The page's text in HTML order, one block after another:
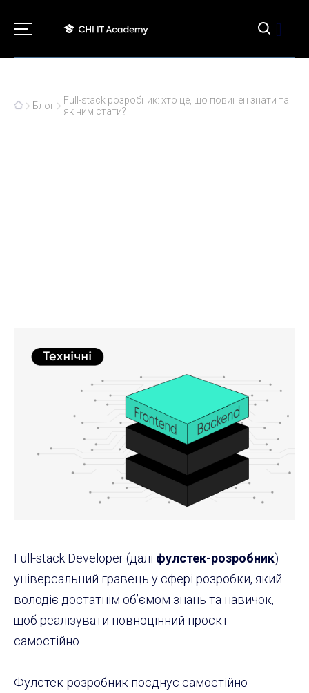
[]
Блог
Full-stack розробник: хто це, що повинен знати та
як ним стати?
Full-stack Developer (далі фулстек-розробник) –
універсальний гравець у сфері розробки, який
володіє достатнім об’ємом знань та навичок,
щоб реалізувати повноцінний проєкт
самостійно.
Фулстек-розробник поєднує самостійно